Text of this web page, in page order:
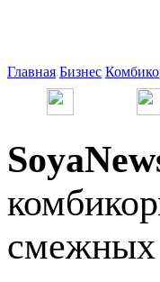
Главная Бизнес
смежных